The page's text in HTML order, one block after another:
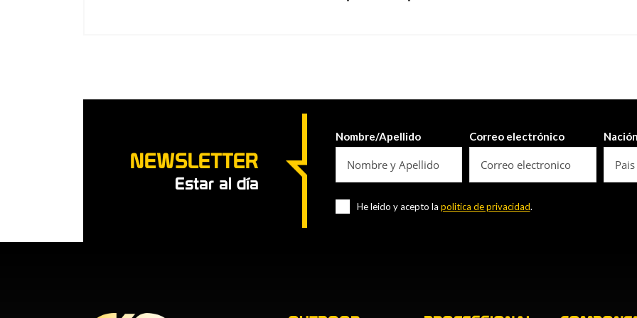
NEWSLETTER
Estar al día
Nombre/Apellido Correo electrónico
He leido y acepto la politica de privacidad.